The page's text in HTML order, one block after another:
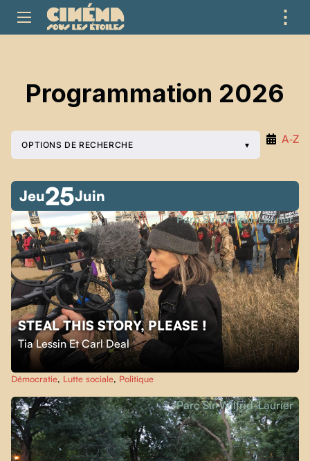
⋮
Programmation 2026
A‑Z
OPTIONS DE RECHERCHE
Jeu25Juin
STEAL THIS STORY, PLEASE !
Tia Lessin Et Carl Deal
Parc Sir-Wilfrid-Laurier
Démocratie, Lutte sociale, Politique
Parc Sir-Wilfrid-Laurier